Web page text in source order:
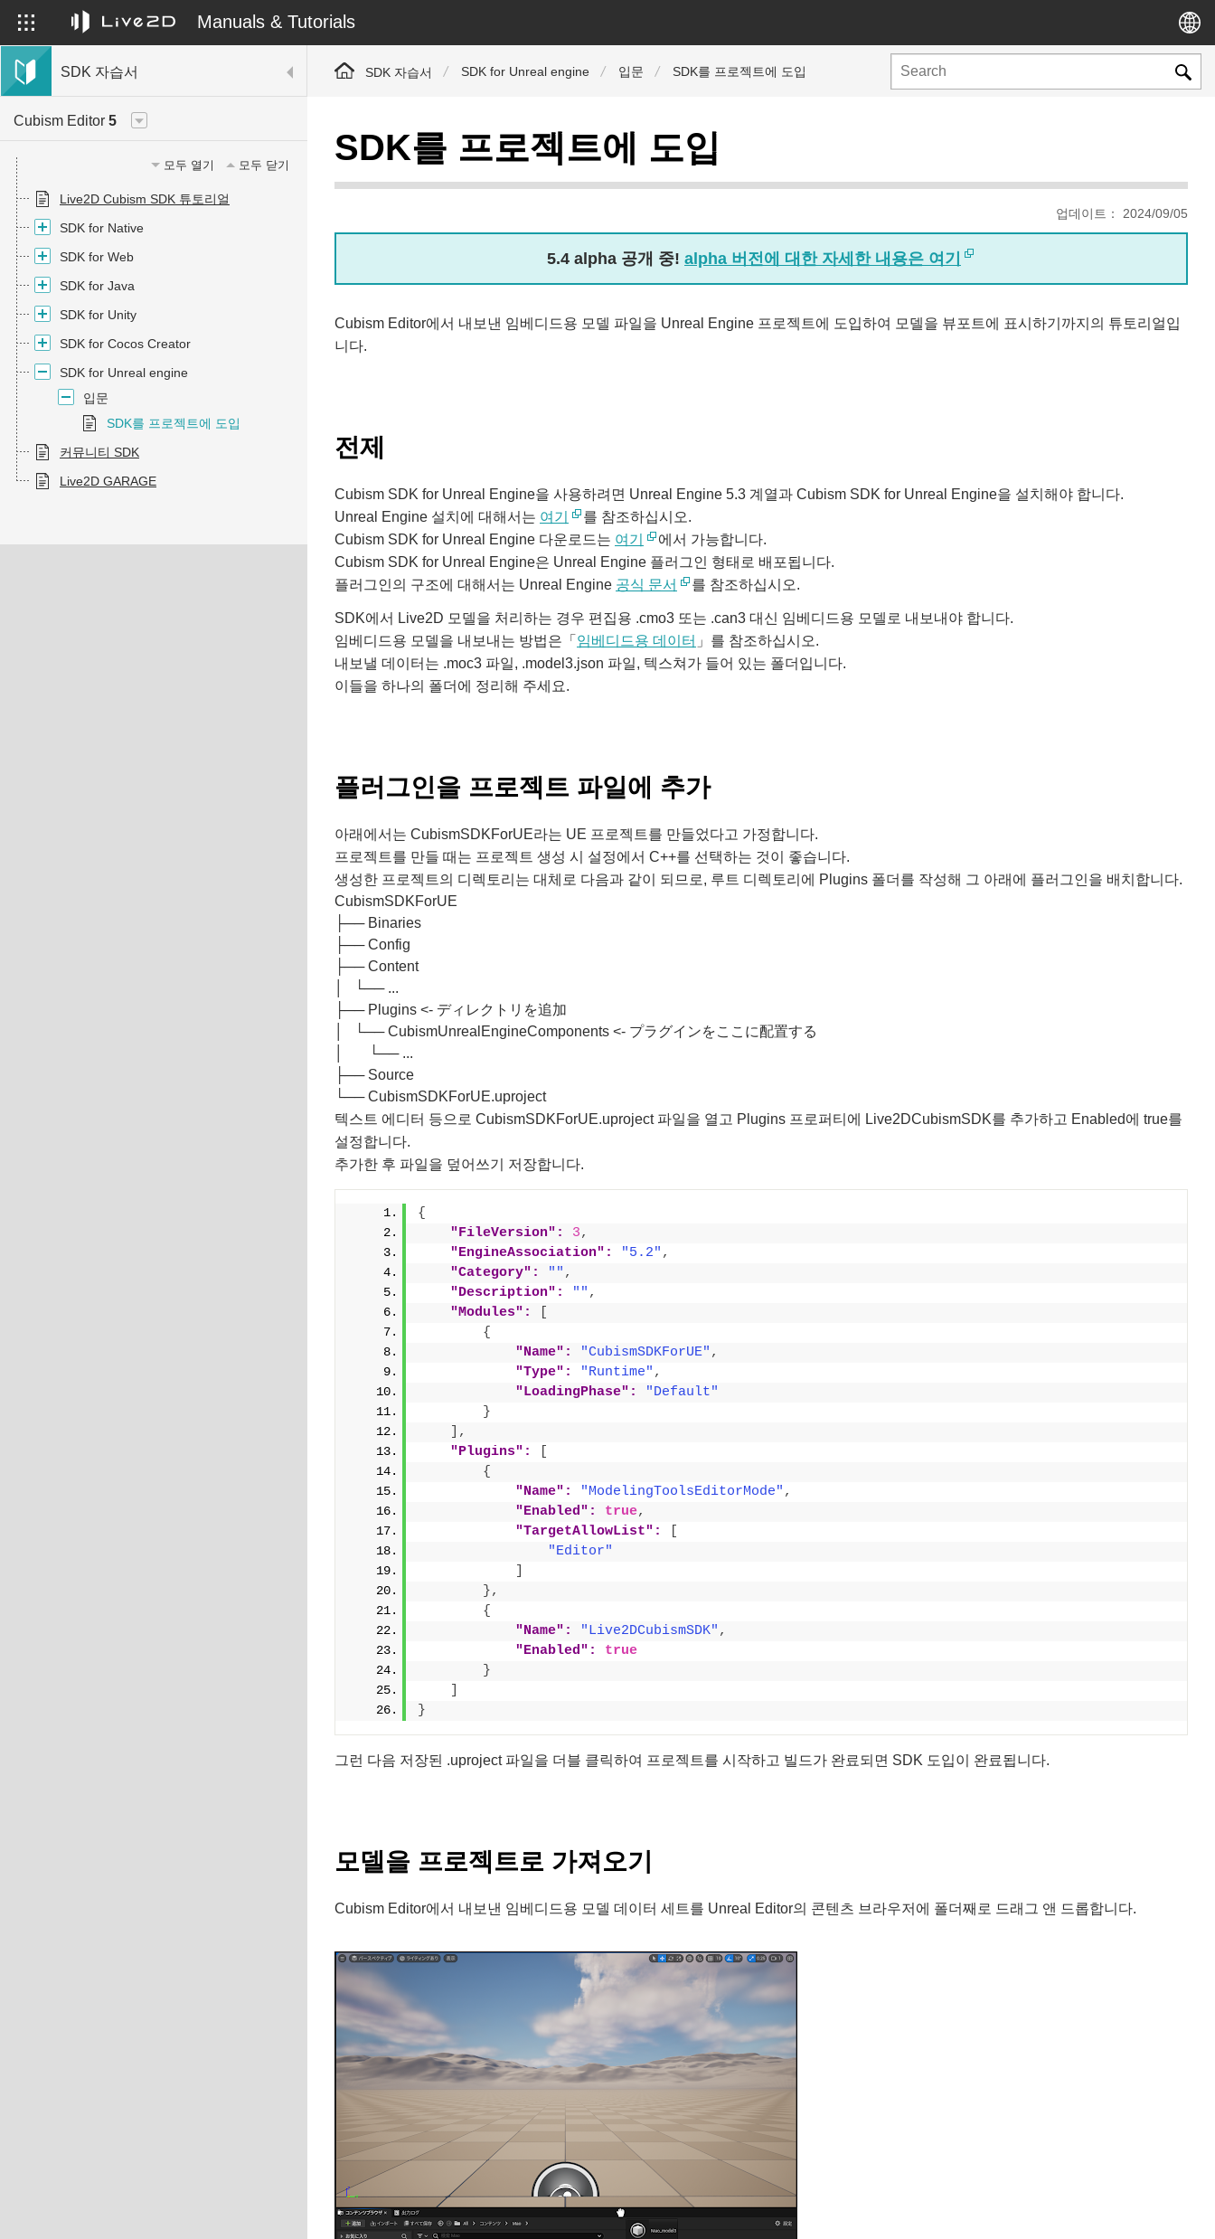
Manuals & Tutorials
SDK 자습서
Cubism Editor 5
모두 열기 모두 닫기
Live2D Cubism SDK 튜토리얼
SDK for Native
SDK for Web
SDK for Java
SDK for Unity
SDK for Cocos Creator
SDK for Unreal engine
입문
SDK를 프로젝트에 도입
커뮤니티 SDK
Live2D GARAGE
SDK 자습서 SDK for Unreal engine 입문 SDK를 프로젝트에 도입
SDK를 프로젝트에 도입
업데이트： 2024/09/05
5.4 alpha 공개 중! alpha 버전에 대한 자세한 내용은 여기
Cubism Editor에서 내보낸 임베디드용 모델 파일을 Unreal Engine 프로젝트에 도입하여 모델을 뷰포트에 표시하기까지의 튜토리얼입
니다.
전제
Cubism SDK for Unreal Engine을 사용하려면 Unreal Engine 5.3 계열과 Cubism SDK for Unreal Engine을 설치해야 합니다.
Unreal Engine 설치에 대해서는 여기
를 참조하십시오.
Cubism SDK for Unreal Engine 다운로드는 여기
에서 가능합니다.
Cubism SDK for Unreal Engine은 Unreal Engine 플러그인 형태로 배포됩니다.
플러그인의 구조에 대해서는 Unreal Engine 공식 문서 를 참조하십시오.
SDK에서 Live2D 모델을 처리하는 경우 편집용 .cmo3 또는 .can3 대신 임베디드용 모델로 내보내야 합니다.
임베디드용 모델을 내보내는 방법은「 임베디드용 데이터 」를 참조하십시오.
내보낼 데이터는 .moc3 파일, .model3.json 파일, 텍스쳐가 들어 있는 폴더입니다.
이들을 하나의 폴더에 정리해 주세요.
플러그인을 프로젝트 파일에 추가
아래에서는 CubismSDKForUE라는 UE 프로젝트를 만들었다고 가정합니다.
프로젝트를 만들 때는 프로젝트 생성 시 설정에서 C++를 선택하는 것이 좋습니다.
생성한 프로젝트의 디렉토리는 대체로 다음과 같이 되므로, 루트 디렉토리에 Plugins 폴더를 작성해 그 아래에 플러그인을 배치합니다.
CubismSDKForUE
├── Binaries
├── Config
├── Content
│   └── ...
├── Plugins <- ディレクトリを追加
│   └── CubismUnrealEngineComponents <- プラグインをここに配置する
│       └── ...
├── Source
└── CubismSDKForUE.uproject
텍스트 에디터 등으로 CubismSDKForUE.uproject 파일을 열고 Plugins 프로퍼티에 Live2DCubismSDK를 추가하고 Enabled에 true를
설정합니다.
추가한 후 파일을 덮어쓰기 저장합니다.
{
"FileVersion":
3,
"EngineAssociation":
"5.2" ,
"Category":
"" ,
"Description":
"" ,
"Modules":
{
"Name":
"CubismSDKForUE" ,
"Type":
"Runtime" ,
"LoadingPhase":
"Default"
}
,
"Plugins":
{
"Name":
"ModelingToolsEditorMode" ,
"Enabled":
true,
"TargetAllowList":
"Editor"
},
{
"Name":
"Live2DCubismSDK" ,
"Enabled":
true
}
}
그런 다음 저장된 .uproject 파일을 더블 클릭하여 프로젝트를 시작하고 빌드가 완료되면 SDK 도입이 완료됩니다.
모델을 프로젝트로 가져오기
Cubism Editor에서 내보낸 임베디드용 모델 데이터 세트를 Unreal Editor의 콘텐츠 브라우저에 폴더째로 드래그 앤 드롭합니다.